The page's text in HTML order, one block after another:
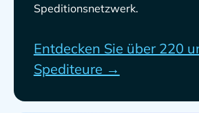
Speditionsnetzwerk.
Entdecken Sie über 220
Spediteure →